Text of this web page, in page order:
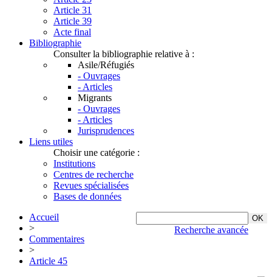
Article 31
Article 39
Acte final
Bibliographie
Consulter la bibliographie relative à :
Asile/Réfugiés
- Ouvrages
- Articles
Migrants
- Ouvrages
- Articles
Jurisprudences
Liens utiles
Choisir une catégorie :
Institutions
Centres de recherche
Revues spécialisées
Bases de données
Recherche avancée
Accueil
>
Commentaires
>
Article 45